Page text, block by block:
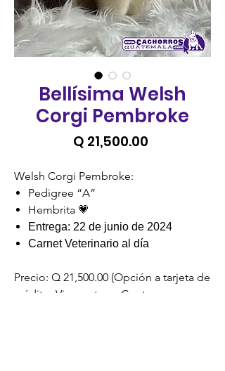
Bellísima Welsh
Corgi Pembroke
Q 21,500.00
Welsh Corgi Pembroke:
Pedigree “A”
Hembrita 💗
Entrega: 22 de junio de 2024
Carnet Veterinario al día
Precio: Q 21,500.00 (Opción a tarjeta de
crédito, Visacuotas o Cuotas